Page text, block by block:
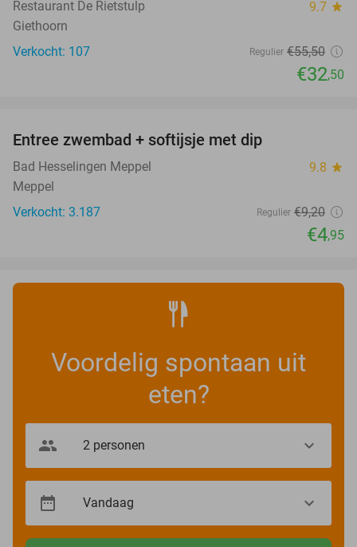
Restaurant De Rietstulp 9.7 star
Giethoorn
Verkocht: 107
Regulier €55,50
€32,50
Entree zwembad + softijsje met dip
Bad Hesselingen Meppel 9.8 star
Meppel
Verkocht: 3.187
Regulier €9,20
€4,95
Voordelig spontaan uit
eten?